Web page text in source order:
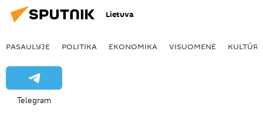
Lietuva
PASAULYJE POLITIKA EKONOMIKA VISUOMENĖ KULTŪRA
Telegram